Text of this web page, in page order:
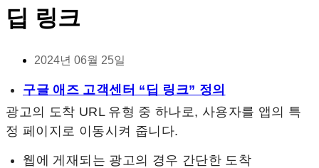
딥 링크
2024년 06월 25일
구글 애즈 고객센터 “딥 링크” 정의
광고의 도착 URL 유형 중 하나로, 사용자를 앱의 특
정 페이지로 이동시켜 줍니다.
웹에 게재되는 광고의 경우 간단한 도착